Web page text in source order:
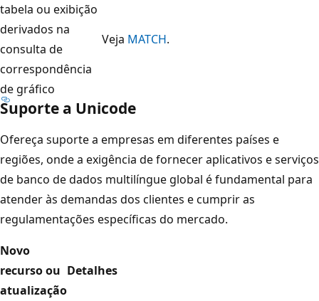
tabela ou exibição
derivados na
consulta de
correspondência
de gráfico
Veja MATCH.
Suporte a Unicode
Ofereça suporte a empresas em diferentes países e
regiões, onde a exigência de fornecer aplicativos e serviços
de banco de dados multilíngue global é fundamental para
atender às demandas dos clientes e cumprir as
regulamentações específicas do mercado.
Novo
recurso ou
atualização
Detalhes